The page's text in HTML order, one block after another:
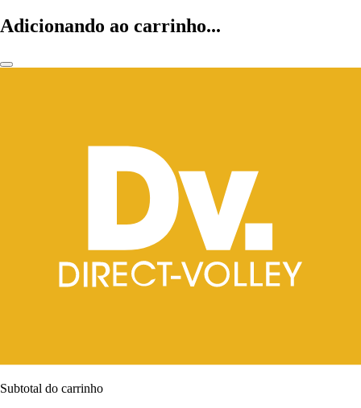
Adicionando ao carrinho...
Subtotal do carrinho